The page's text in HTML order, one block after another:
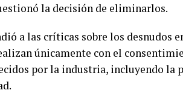
la decisión de eliminarlos.
a las críticas sobre los desnudos
únicamente con el
por la industria, incluyendo la